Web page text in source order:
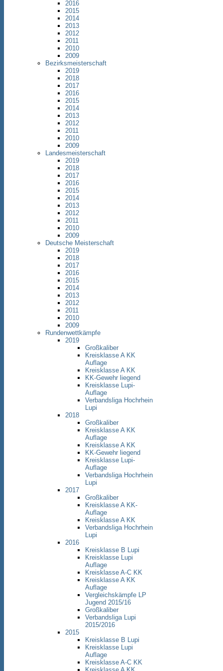
2016
2015
2014
2013
2012
2011
2010
2009
Bezirksmeisterschaft
2019
2018
2017
2016
2015
2014
2013
2012
2011
2010
2009
Landesmeisterschaft
2019
2018
2017
2016
2015
2014
2013
2012
2011
2010
2009
Deutsche Meisterschaft
2019
2018
2017
2016
2015
2014
2013
2012
2011
2010
2009
Rundenwettkämpfe
2019
Großkaliber
Kreisklasse A KK
Auflage
Kreisklasse A KK
KK-Gewehr liegend
Kreisklasse Lupi-
Auflage
Verbandsliga Hochrhein
Lupi
2018
Großkaliber
Kreisklasse A KK
Auflage
Kreisklasse A KK
KK-Gewehr liegend
Kreisklasse Lupi-
Auflage
Verbandsliga Hochrhein
Lupi
2017
Großkaliber
Kreisklasse A KK-
Auflage
Kreisklasse A KK
Verbandsliga Hochrhein
Lupi
2016
Kreisklasse B Lupi
Kreisklasse Lupi
Auflage
Kreisklasse A-C KK
Kreisklasse A KK
Auflage
Vergleichskämpfe LP
Jugend 2015/16
Großkaliber
Verbandsliga Lupi
2015/2016
2015
Kreisklasse B Lupi
Kreisklasse Lupi
Auflage
Kreisklasse A-C KK